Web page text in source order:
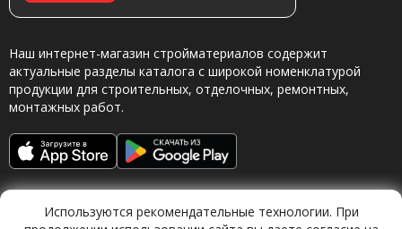
Наш интернет-магазин стройматериалов содержит
актуальные разделы каталога с широкой номенклатурой
продукции для строительных, отделочных, ремонтных,
монтажных работ.
Используются рекомендательные технологии. При